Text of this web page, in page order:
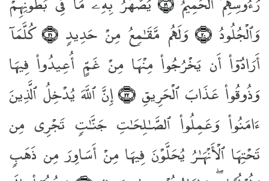
وَٱلْجُلُودُ﴿٢٠﴾ وَلَهُم مَّقَـٰمِعُ مِنْ حَدِيدٍۢ﴿٢١﴾
كُلَّمَآ
أَرَادُوٓا۟ أَن يَخْرُجُوا۟ مِنْهَا مِنْ غَمٍّ أُعِيدُوا۟ فِيهَا
وَذُوقُوا۟ عَذَابَ ٱلْحَرِيقِ﴿٢٢﴾
إِنَّ ٱللَّهَ يُدْخِلُ ٱلَّذِينَ
ءَامَنُوا۟ وَعَمِلُوا۟ ٱلصَّـٰلِحَـٰتِ جَنَّـٰتٍۢ تَجْرِى مِن
تَحْتِهَا ٱلْأَنْهَـٰرُ يُحَلَّوْنَ فِيهَا مِنْ أَسَاوِرَ مِن ذَهَبٍۢ